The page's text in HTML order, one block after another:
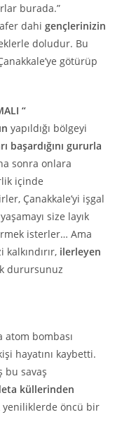
burada.”
dahigençlerinizin
doludur. Bu
götürüp
“
yapıldığı bölgeyi
başardığını gururla
sonra onlara
içinde
Çanakkale’yi işgal
size layık
isterler… Ama
ilerleyen
durursunuz
atom bombası
hayatını kaybetti.
bu savaş
küllerinden
yeniliklerde öncü bir